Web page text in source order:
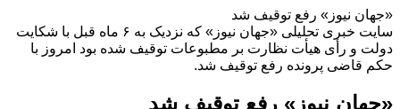
«جهان نیوز» رفع توقیف شد
سایت خبری تحلیلی «جهان نیوز» که نزدیک به ۶ ماه قبل با شکایت
دولت و رأی هیأت نظارت بر مطبوعات توقیف شده بود امروز با
حکم قاضی پرونده رفع توقیف شد.
«جهان نیوز» رفع توقیف شد